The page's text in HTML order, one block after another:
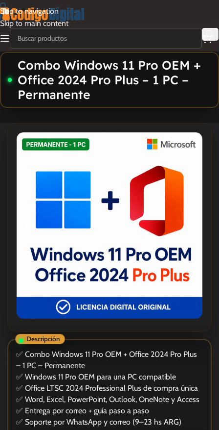
Skip to navigation
Skip to main content
Combo Windows 11 Pro OEM +
Office 2024 Pro Plus – 1 PC –
Permanente
✅ Combo Windows 11 Pro OEM + Office 2024 Pro Plus
– 1 PC – Permanente
✅ Windows 11 Pro OEM para una PC compatible
✅ Office LTSC 2024 Professional Plus de compra única
✅ Word, Excel, PowerPoint, Outlook, OneNote y Access
✅ Entrega por correo + guía paso a paso
✅ Soporte por WhatsApp y correo (9–23 hs ARG)